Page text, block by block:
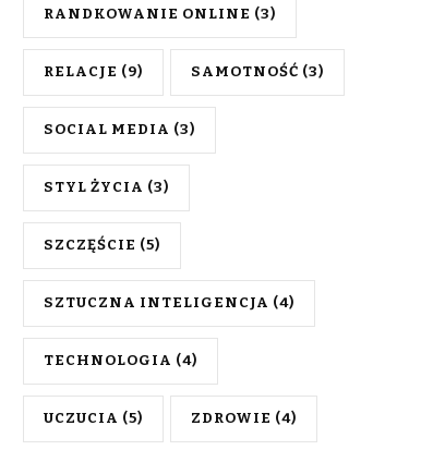
RANDKOWANIE ONLINE (3)
RELACJE (9) SAMOTNOŚĆ (3)
SOCIAL MEDIA (3)
STYL ŻYCIA (3)
SZCZĘŚCIE (5)
SZTUCZNA INTELIGENCJA (4)
TECHNOLOGIA (4)
UCZUCIA (5) ZDROWIE (4)